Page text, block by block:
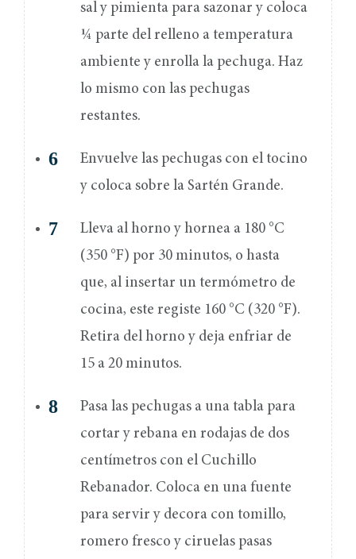
sal y pimienta para sazonar y coloca
¼ parte del relleno a temperatura
ambiente y enrolla la pechuga. Haz
lo mismo con las pechugas
restantes.
Envuelve las pechugas con el tocino
y coloca sobre la Sartén Grande.
Lleva al horno y hornea a 180 °C
(350 °F) por 30 minutos, o hasta
que, al insertar un termómetro de
cocina, este registe 160 °C (320 °F).
Retira del horno y deja enfriar de
15 a 20 minutos.
Pasa las pechugas a una tabla para
cortar y rebana en rodajas de dos
centímetros con el Cuchillo
Rebanador. Coloca en una fuente
para servir y decora con tomillo,
romero fresco y ciruelas pasas